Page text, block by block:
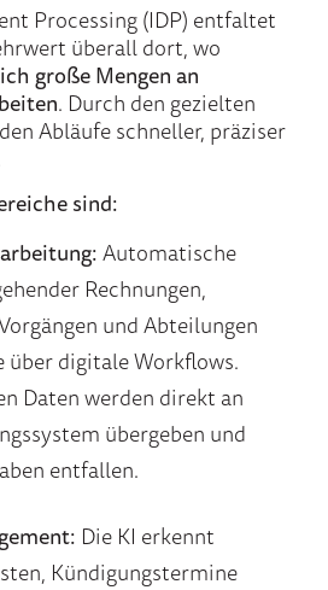
Processing (IDP) entfaltet
überall dort, wo
große Mengen an
. Durch den gezielten
Abläufe schneller, präziser
sind:
Automatische
Rechnungen,
und Abteilungen
über digitale Workflows.
Daten werden direkt an
übergeben und
entfallen.
Die KI erkennt
Kündigungstermine